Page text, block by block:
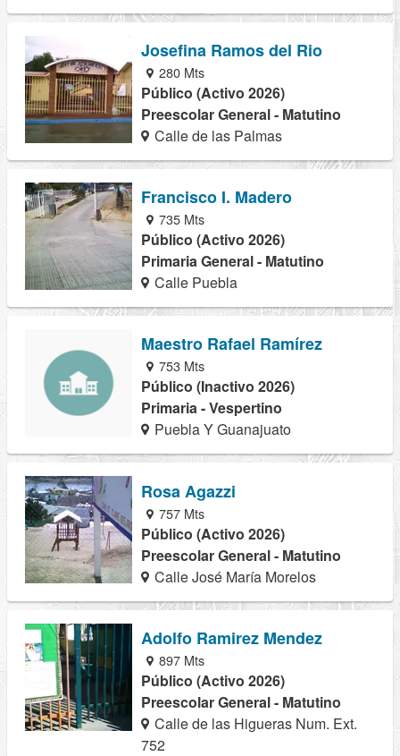
Josefina Ramos del Rio
280 Mts
Público (Activo 2026)
Preescolar General - Matutino
Calle de las Palmas
Francisco I. Madero
735 Mts
Público (Activo 2026)
Primaria General - Matutino
Calle Puebla
Maestro Rafael Ramírez
753 Mts
Público (Inactivo 2026)
Primaria - Vespertino
Puebla Y Guanajuato
Rosa Agazzi
757 Mts
Público (Activo 2026)
Preescolar General - Matutino
Calle José María Morelos
Adolfo Ramirez Mendez
897 Mts
Público (Activo 2026)
Preescolar General - Matutino
Calle de las Higueras Num. Ext.
752